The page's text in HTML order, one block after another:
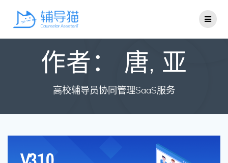
作者： 唐, 亚
高校辅导员协同管理SaaS服务